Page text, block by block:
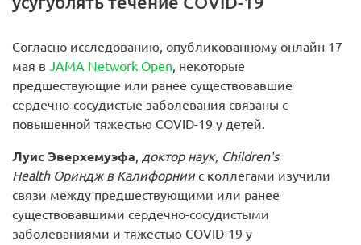
Согласно исследованию, опубликованному онлайн 17
мая в JAMA Network Open, некоторые
предшествующие или ранее существовавшие
сердечно-сосудистые заболевания связаны с
повышенной тяжестью COVID-19 у детей.
Луис Эверхемуэфа, доктор наук, Children's
Health Ориндж в Калифорниис коллегами изучили
связи между предшествующими или ранее
существовавшими сердечно-сосудистыми
заболеваниями и тяжестью COVID-19 у